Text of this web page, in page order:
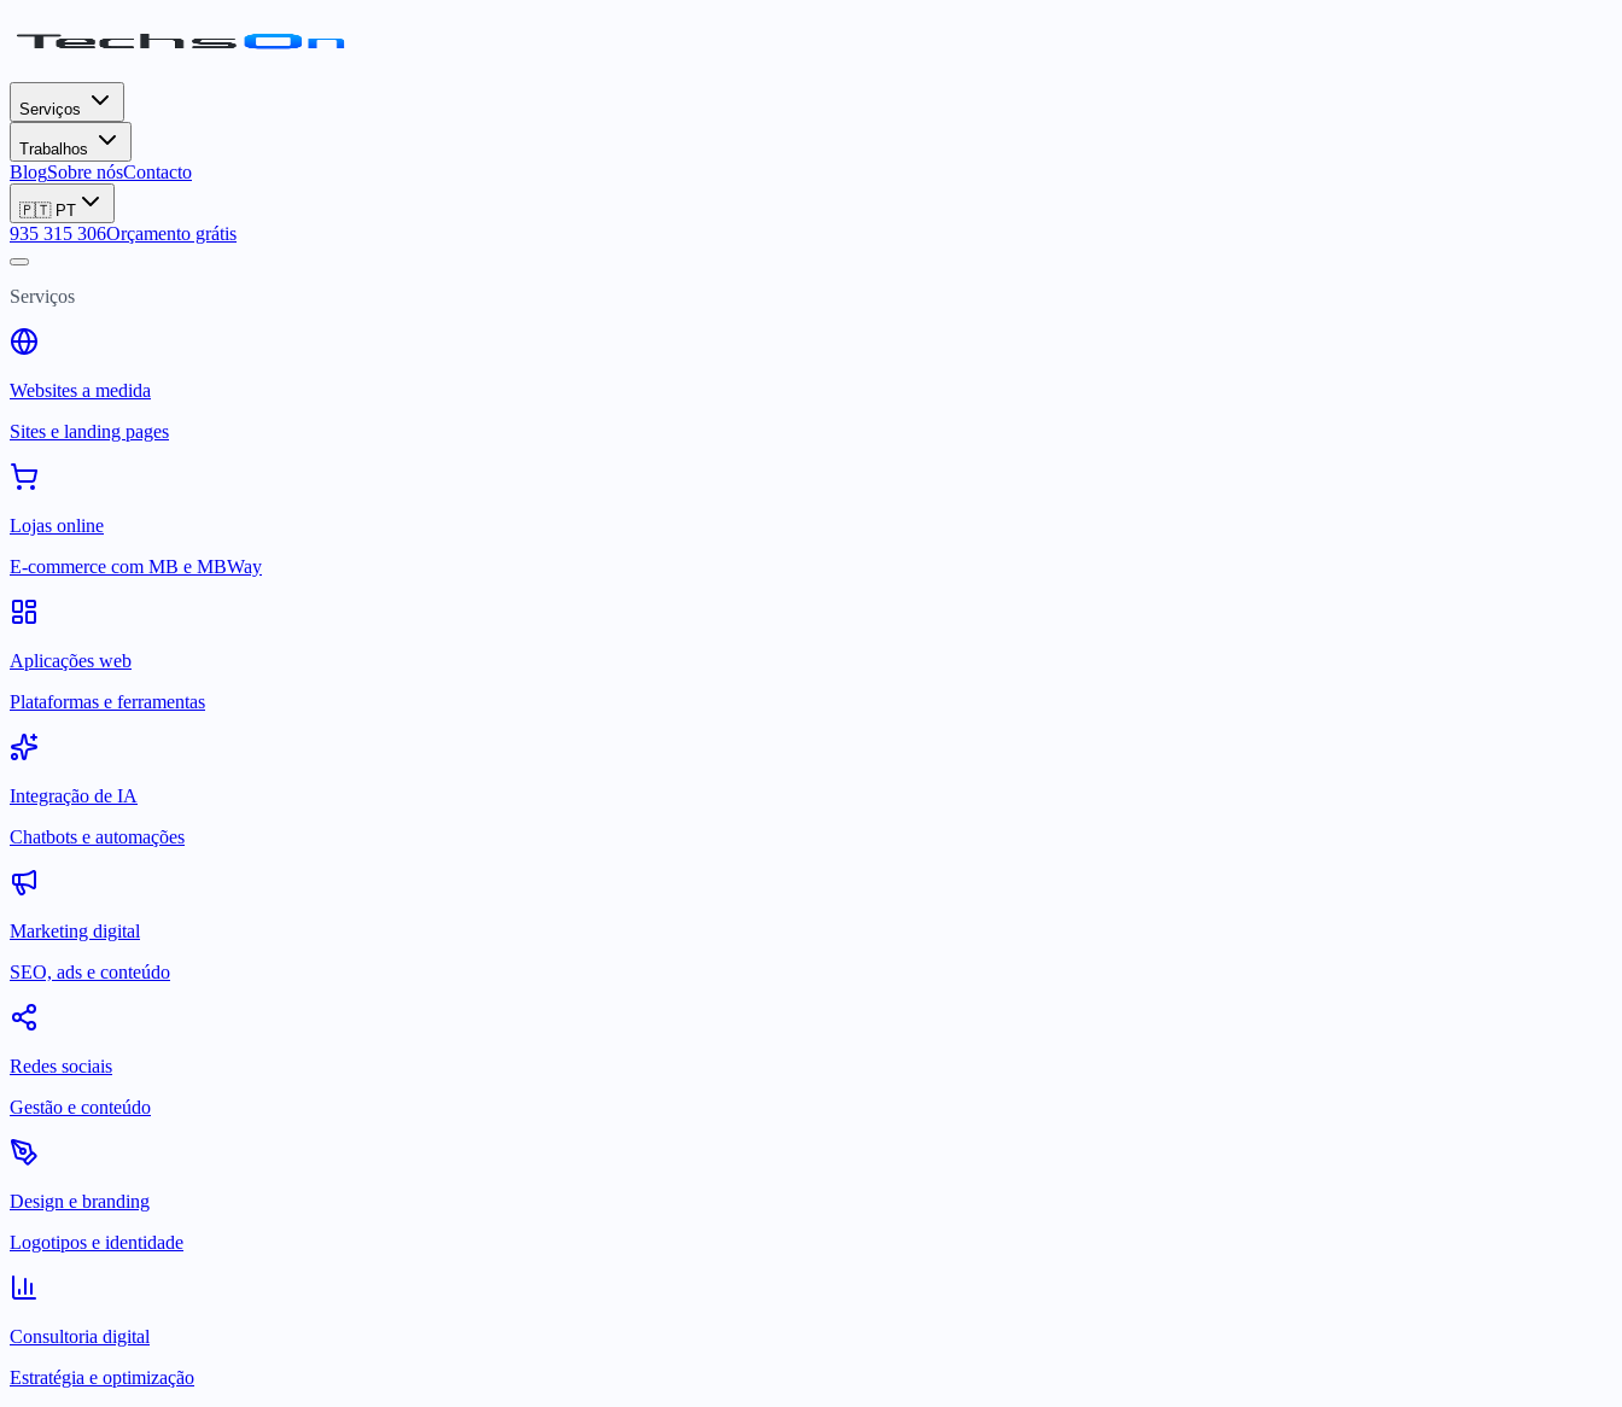
Serviços
Trabalhos
BlogSobre nósContacto
🇵🇹 PT
935 315 306Orçamento grátis
Serviços
Websites a medida
Sites e landing pages
Lojas online
E-commerce com MB e MBWay
Aplicações web
Plataformas e ferramentas
Integração de IA
Chatbots e automações
Marketing digital
SEO, ads e conteúdo
Redes sociais
Gestão e conteúdo
Design e branding
Logotipos e identidade
Consultoria digital
Estratégia e optimização